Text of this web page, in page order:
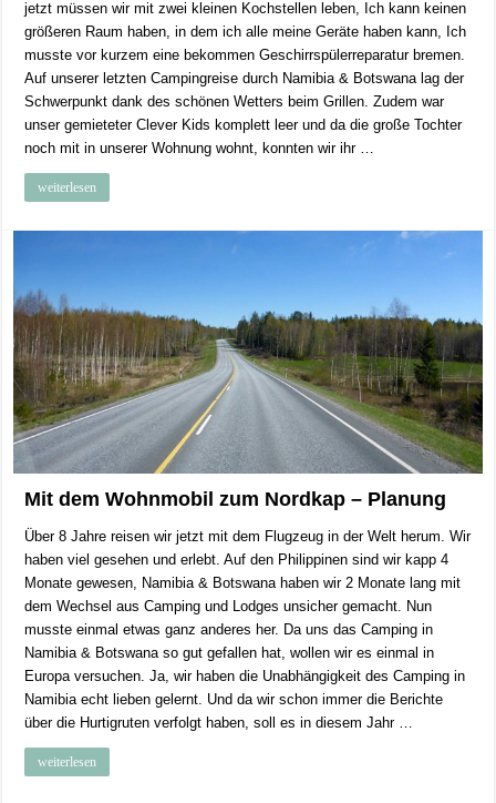
jetzt müssen wir mit zwei kleinen Kochstellen leben, Ich kann keinen
größeren Raum haben, in dem ich alle meine Geräte haben kann, Ich
musste vor kurzem eine bekommen Geschirrspülerreparatur bremen.
Auf unserer letzten Campingreise durch Namibia & Botswana lag der
Schwerpunkt dank des schönen Wetters beim Grillen. Zudem war
unser gemieteter Clever Kids komplett leer und da die große Tochter
noch mit in unserer Wohnung wohnt, konnten wir ihr …
weiterlesen
Mit dem Wohnmobil zum Nordkap – Planung
Über 8 Jahre reisen wir jetzt mit dem Flugzeug in der Welt herum. Wir
haben viel gesehen und erlebt. Auf den Philippinen sind wir kapp 4
Monate gewesen, Namibia & Botswana haben wir 2 Monate lang mit
dem Wechsel aus Camping und Lodges unsicher gemacht. Nun
musste einmal etwas ganz anderes her. Da uns das Camping in
Namibia & Botswana so gut gefallen hat, wollen wir es einmal in
Europa versuchen. Ja, wir haben die Unabhängigkeit des Camping in
Namibia echt lieben gelernt. Und da wir schon immer die Berichte
über die Hurtigruten verfolgt haben, soll es in diesem Jahr …
weiterlesen